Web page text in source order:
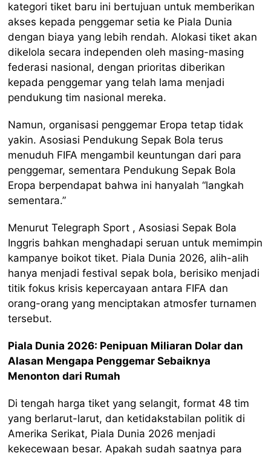
kategori tiket baru ini bertujuan untuk memberikan
akses kepada penggemar setia ke Piala Dunia
dengan biaya yang lebih rendah. Alokasi tiket akan
dikelola secara independen oleh masing-masing
federasi nasional, dengan prioritas diberikan
kepada penggemar yang telah lama menjadi
pendukung tim nasional mereka.
Namun, organisasi penggemar Eropa tetap tidak
yakin. Asosiasi Pendukung Sepak Bola terus
menuduh FIFA mengambil keuntungan dari para
penggemar, sementara Pendukung Sepak Bola
Eropa berpendapat bahwa ini hanyalah “langkah
sementara.”
Menurut Telegraph Sport , Asosiasi Sepak Bola
Inggris bahkan menghadapi seruan untuk memimpin
kampanye boikot tiket. Piala Dunia 2026, alih-alih
hanya menjadi festival sepak bola, berisiko menjadi
titik fokus krisis kepercayaan antara FIFA dan
orang-orang yang menciptakan atmosfer turnamen
tersebut.
Piala Dunia 2026: Penipuan Miliaran Dolar dan
Alasan Mengapa Penggemar Sebaiknya
Menonton dari Rumah
Di tengah harga tiket yang selangit, format 48 tim
yang berlarut-larut, dan ketidakstabilan politik di
Amerika Serikat, Piala Dunia 2026 menjadi
kekecewaan besar. Apakah sudah saatnya para